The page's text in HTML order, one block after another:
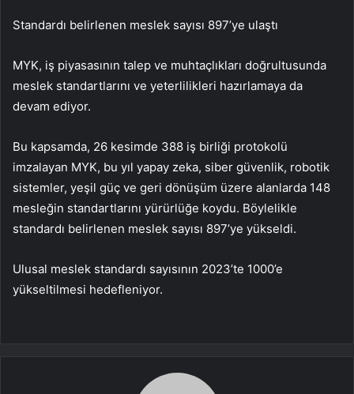
Standardı belirlenen meslek sayısı 897’ye ulaştı
MYK, iş piyasasının talep ve muhtaçlıkları doğrultusunda
meslek standartlarını ve yeterlilikleri hazırlamaya da
devam ediyor.
Bu kapsamda, 26 kesimde 388 iş birliği protokolü
imzalayan MYK, bu yıl yapay zeka, siber güvenlik, robotik
sistemler, yeşil güç ve geri dönüşüm üzere alanlarda 148
mesleğin standartlarını yürürlüğe koydu. Böylelikle
standardı belirlenen meslek sayısı 897’ye yükseldi.
Ulusal meslek standardı sayısının 2023’te 1000’e
yükseltilmesi hedefleniyor.